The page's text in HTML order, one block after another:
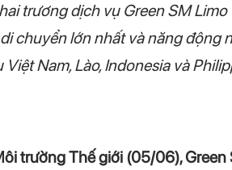
trương dịch vụ Green SM
chuyển lớn nhất và năng động
Nam, Lào, Indonesia và
trường Thế giới (05/06),